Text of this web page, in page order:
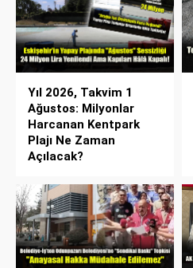
Yıl 2026, Takvim 1
Ağustos: Milyonlar
Harcanan Kentpark
Plajı Ne Zaman
Açılacak?